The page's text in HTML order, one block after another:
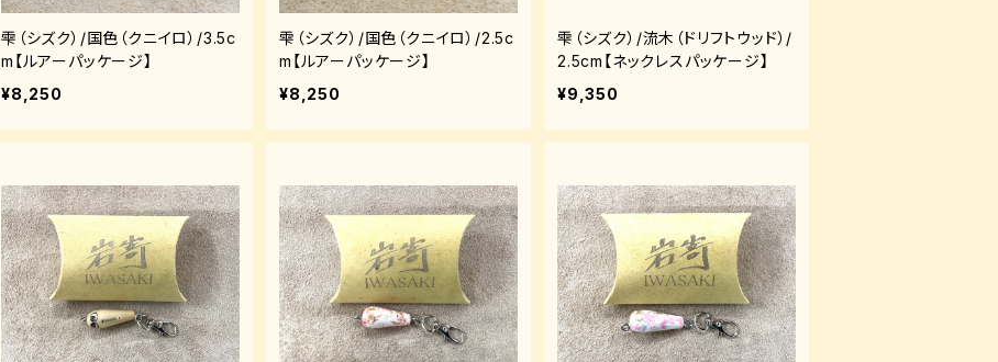
雫（シズク）/国色（クニイロ）/3.5c
m【ルアーパッケージ】
¥8,250
雫（シズク）/国色（クニイロ）/2.5c
m【ルアーパッケージ】
¥8,250
雫（シズク）/流木（ドリフトウッド）/
2.5cm【ネックレスパッケージ】
¥9,350